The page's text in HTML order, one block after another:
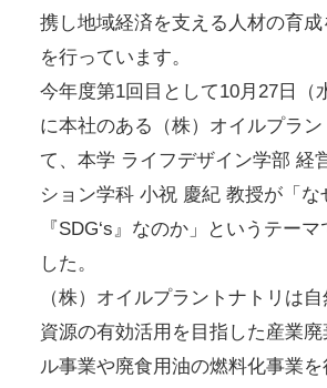
携し地域経済を支える人材の育
を行っています。
今年度第1回目として10月27日（
に本社のある（株）オイルプラ
て、本学 ライフデザイン学部 経
ション学科 小祝 慶紀 教授が「な
『SDG‘s』なのか」というテー
した。
（株）オイルプラントナトリは
資源の有効活用を目指した産業
ル事業や廃食用油の燃料化事業を